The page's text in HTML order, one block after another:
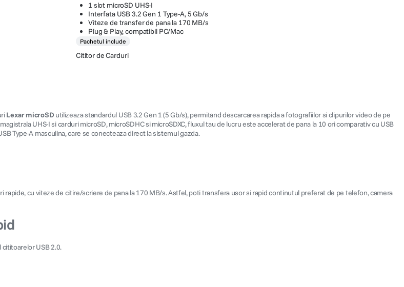
1 slot microSD UHS-I
Interfata USB 3.2 Gen 1 Type-A, 5 Gb/s
Viteze de transfer de pana la 170 MB/s
Plug & Play, compatibil PC/Mac
Pachetul include
Cititor de Carduri
Lexar microSD utilizeaza standardul USB 3.2 Gen 1 (5 Gb/s), permitand descarcarea rapida a fotografiilor si clipurilor video de pe
UHS-I si carduri microSD, microSDHC si microSDXC, fluxul tau de lucru este accelerat de pana la 10 ori comparativ cu USB
Type-A masculina, care se conecteaza direct la sistemul gazda.
cu viteze de citire/scriere de pana la 170 MB/s. Astfel, poti transfera usor si rapid continutul preferat de pe telefon, camera
USB 2.0.